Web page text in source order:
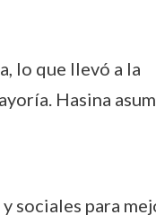
lo que llevó a la
Hasina
sociales para